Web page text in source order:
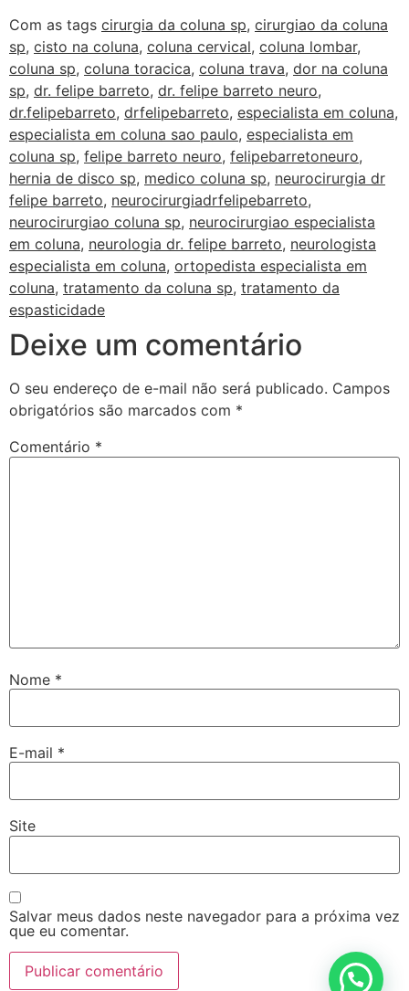
Com as tags cirurgia da coluna sp, cirurgiao da coluna
sp, cisto na coluna, coluna cervical, coluna lombar,
coluna sp, coluna toracica, coluna trava, dor na coluna
sp, dr. felipe barreto, dr. felipe barreto neuro,
dr.felipebarreto, drfelipebarreto, especialista em coluna,
especialista em coluna sao paulo, especialista em
coluna sp, felipe barreto neuro, felipebarretoneuro,
hernia de disco sp, medico coluna sp, neurocirurgia dr
felipe barreto, neurocirurgiadrfelipebarreto,
neurocirurgiao coluna sp, neurocirurgiao especialista
em coluna, neurologia dr. felipe barreto, neurologista
especialista em coluna, ortopedista especialista em
coluna, tratamento da coluna sp, tratamento da
espasticidade
Deixe um comentário
O seu endereço de e-mail não será publicado. Campos
obrigatórios são marcados com *
Comentário *
Nome *
E-mail *
Site
Salvar meus dados neste navegador para a próxima vez
que eu comentar.